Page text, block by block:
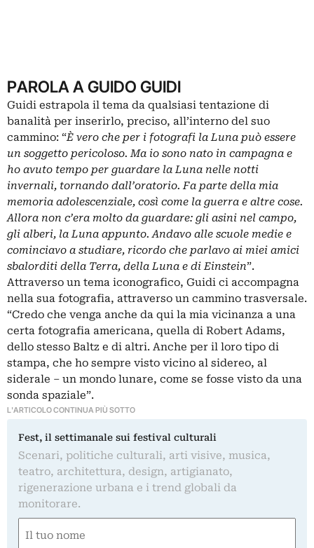
PAROLA A GUIDO GUIDI
Guidi estrapola il tema da qualsiasi tentazione di
banalità per inserirlo, preciso, all’interno del suo
cammino: “È vero che per i fotografi la Luna può essere
un soggetto pericoloso. Ma io sono nato in campagna e
ho avuto tempo per guardare la Luna nelle notti
invernali, tornando dall’oratorio. Fa parte della mia
memoria adolescenziale, così come la guerra e altre cose.
Allora non c’era molto da guardare: gli asini nel campo,
gli alberi, la Luna appunto. Andavo alle scuole medie e
cominciavo a studiare, ricordo che parlavo ai miei amici
sbalorditi della Terra, della Luna e di Einstein”.
Attraverso un tema iconografico, Guidi ci accompagna
nella sua fotografia, attraverso un cammino trasversale.
“Credo che venga anche da qui la mia vicinanza a una
certa fotografia americana, quella di Robert Adams,
dello stesso Baltz e di altri. Anche per il loro tipo di
stampa, che ho sempre visto vicino al sidereo, al
siderale – un mondo lunare, come se fosse visto da una
sonda spaziale”.
L'ARTICOLO CONTINUA PIÙ SOTTO
Fest, il settimanale sui festival culturali
Scenari, politiche culturali, arti visive, musica,
teatro, architettura, design, artigianato,
rigenerazione urbana e i trend globali da
monitorare.
(Required)